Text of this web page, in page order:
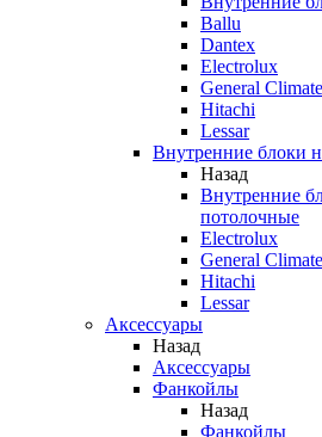
Ballu
Dantex
Electrolux
General Climate
Hitachi
Lessar
Внутренние блоки
Назад
Внутренние
потолочные
Electrolux
General Climate
Hitachi
Lessar
Аксессуары
Назад
Аксессуары
Фанкойлы
Назад
Фанкойлы